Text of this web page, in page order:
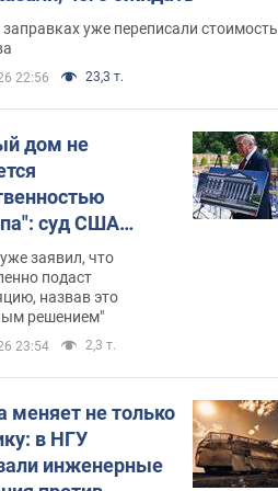
уже переписали стоимость
22:56 23,3 т.
дом не
суд США
зала
400 млн
заявил, что
подаст
назвав это
решением"
23:54 2,3 т.
меняет не только
в НГУ
инженерные